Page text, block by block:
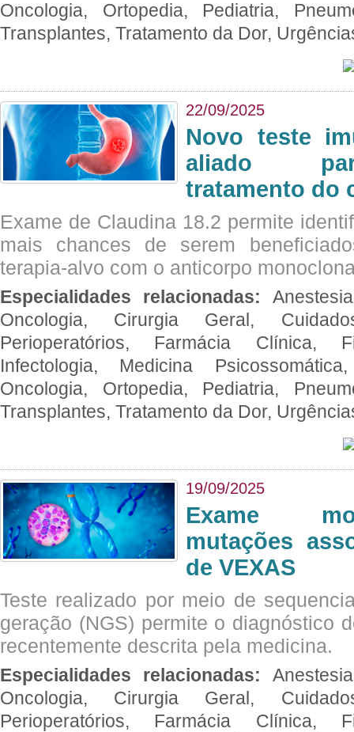
Oncologia, Ortopedia, Pediatria,
Transplantes, Tratamento da Dor,
22/09/2025
Novo teste
aliado
tratamento do
Exame de Claudina 18.2 permite
mais chances de serem
terapia-alvo com o anticorpo
Especialidades relacionadas:
Oncologia, Cirurgia Geral,
Perioperatórios, Farmácia Clínica,
Infectologia, Medicina
Oncologia, Ortopedia, Pediatria,
Transplantes, Tratamento da Dor,
19/09/2025
Exame
mutações
de VEXAS
Teste realizado por meio de
geração (NGS) permite o diagnóstico
recentemente descrita pela medicina.
Especialidades relacionadas:
Oncologia, Cirurgia Geral,
Perioperatórios, Farmácia Clínica,